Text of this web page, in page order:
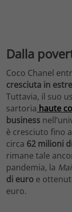
Dalla
Coco Chanel
cresciuta in
Tuttavia, il suo
sartoria haute
business
è cresciuto fino
circa 62 milioni
rimane tale
pandemia, la
di euro e
euro.